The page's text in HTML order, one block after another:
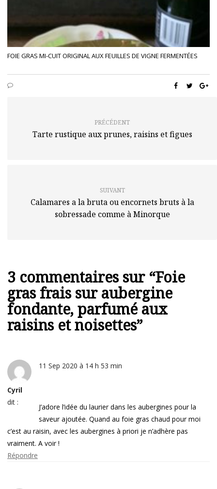
FOIE GRAS MI-CUIT ORIGINAL AUX FEUILLES DE VIGNE FERMENTÉES
PRÉCÉDENT
Tarte rustique aux prunes, raisins et figues
SUIVANT
Calamares a la bruta ou encornets bruts à la
sobressade comme à Minorque
3 commentaires sur “Foie
gras frais sur aubergine
fondante, parfumé aux
raisins et noisettes”
Cyril
dit :
11 Sep 2020 à 14 h 53 min
J’adore l’idée du laurier dans les aubergines pour la
saveur ajoutée. Quand au foie gras chaud pour moi
c’est au raisin, avec les aubergines à priori je n’adhère pas
vraiment. A voir !
Répondre